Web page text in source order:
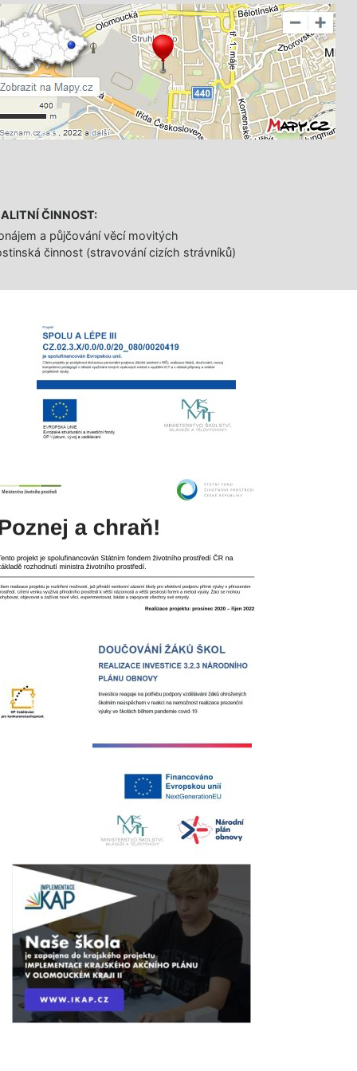
ČINNOST:
a půjčování věcí movitých
činnost (stravování cizích strávníků)